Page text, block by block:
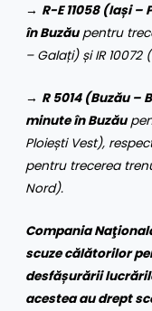
→ R-E11058 (Iași –
în Buzăupentru
– Galați) și IR 10072 (
→ R5014 (Buzău –
minute în Buzău
Ploiești Vest),
pentru trecerea
Nord).
Compania
scuze călătorilor
desfășurării
acestea au drept